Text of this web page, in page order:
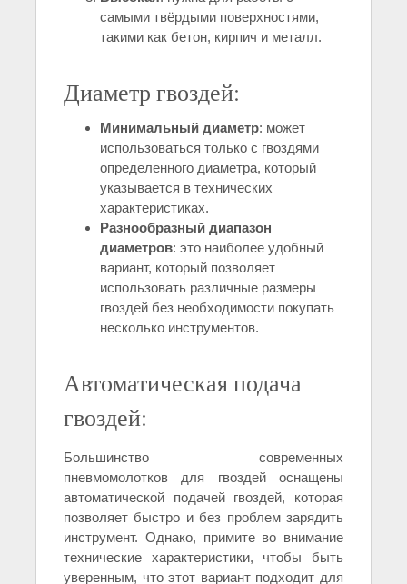
самыми твёрдыми поверхностями,
такими как бетон, кирпич и металл.
Диаметр гвоздей:
Минимальный диаметр: может
использоваться только с гвоздями
определенного диаметра, который
указывается в технических
характеристиках.
Разнообразный диапазон
диаметров: это наиболее удобный
вариант, который позволяет
использовать различные размеры
гвоздей без необходимости покупать
несколько инструментов.
Автоматическая подача
гвоздей:
Большинство современных
пневмомолотков для гвоздей оснащены
автоматической подачей гвоздей, которая
позволяет быстро и без проблем зарядить
инструмент. Однако, примите во внимание
технические характеристики, чтобы быть
уверенным, что этот вариант подходит для